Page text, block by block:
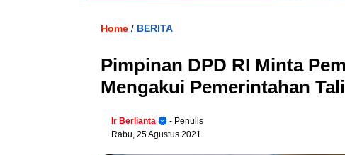
Home / BERITA
Pimpinan DPD RI Minta
Mengakui Pemerintahan
Ir Berlianta
- Penulis
Rabu, 25 Agustus 2021